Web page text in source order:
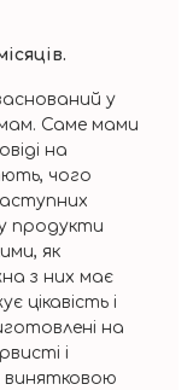
у
Саме мами
на
чого
продукти
як
з них має
цікавість і
на
і
винятковою